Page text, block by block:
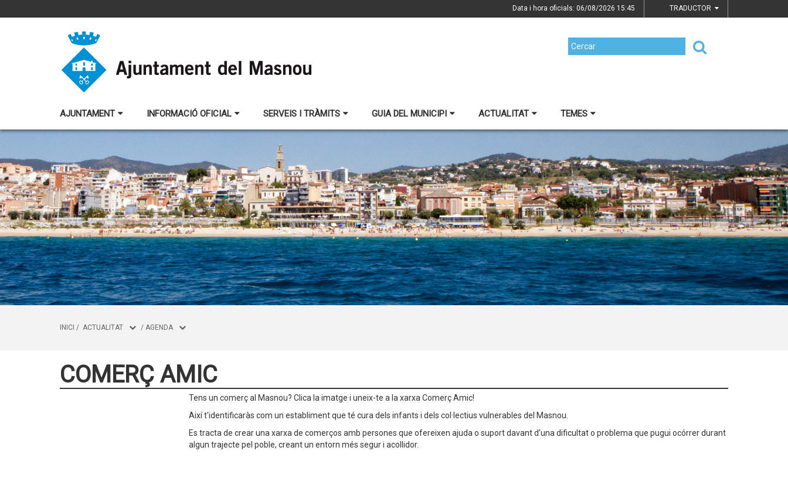
Data i hora oficials: 06/08/2026 15:45 TRADUCTOR
AJUNTAMENT INFORMACIÓ OFICIAL SERVEIS I TRÀMITS GUIA DEL MUNICIPI ACTUALITAT TEMES
INICI / ACTUALITAT / AGENDA
COMERÇ AMIC
Tens un comerç al Masnou? Clica la imatge i uneix-te a la xarxa Comerç Amic!
Així t'identificaràs com un establiment que té cura dels infants i dels col·lectius vulnerables del Masnou.
Es tracta de crear una xarxa de comerços amb persones que ofereixen ajuda o suport davant d’una dificultat o problema que pugui ocórrer durant
algun trajecte pel poble, creant un entorn més segur i acollidor.